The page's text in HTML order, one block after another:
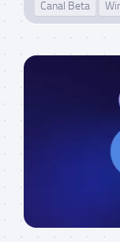
Canal Beta